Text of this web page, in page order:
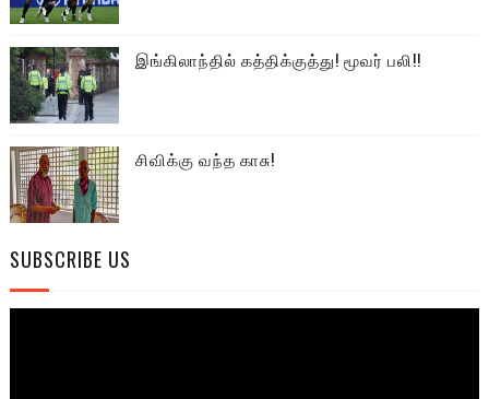
இங்கிலாந்தில் கத்திக்குத்து! மூவர் பலி!!
சிவிக்கு வந்த காசு!
SUBSCRIBE US